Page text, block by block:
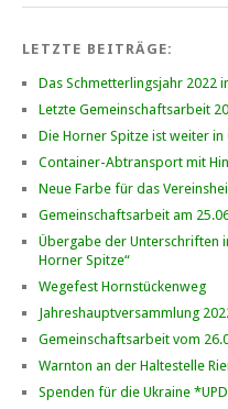
LETZTE BEITRÄGE:
Das Schmetterlingsjahr 2022
Letzte Gemeinschaftsarbeit
Die Horner Spitze ist weiter
Container-Abtransport mit
Neue Farbe für das
Gemeinschaftsarbeit am
Übergabe der Unterschriften
Horner Spitze“
Wegefest Hornstückenweg
Jahreshauptversammlung
Gemeinschaftsarbeit vom
Warnton an der Haltestelle
Spenden für die Ukraine